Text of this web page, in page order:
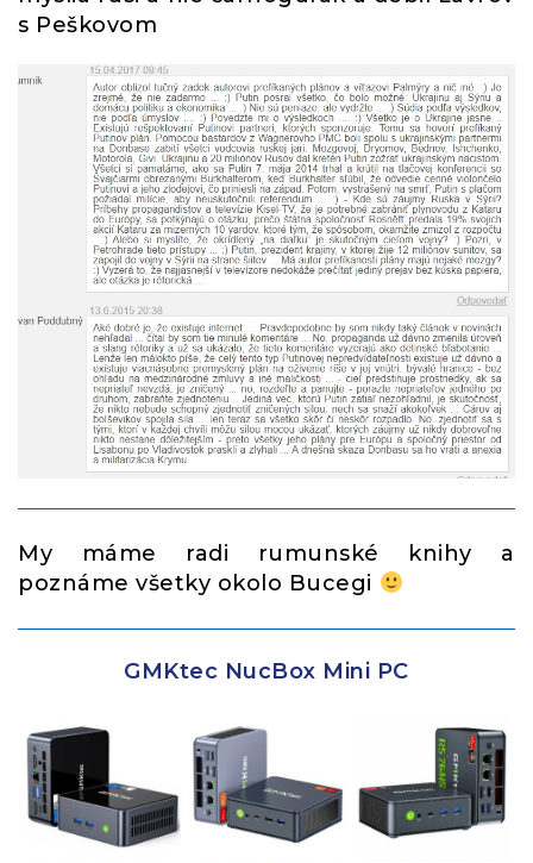
s Peškovom
My máme radi rumunské knihy a
poznáme všetky okolo Bucegi
GMKtec NucBox Mini PC